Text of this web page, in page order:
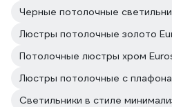
Черные потолочные
Люстры потолочные золото
Потолочные люстры хром
Люстры потолочные с
Светильники в стиле